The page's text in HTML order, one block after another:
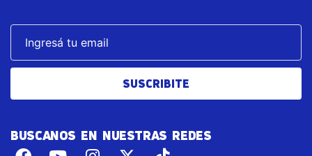
SUSCRIBITE
BUSCANOS EN NUESTRAS REDES